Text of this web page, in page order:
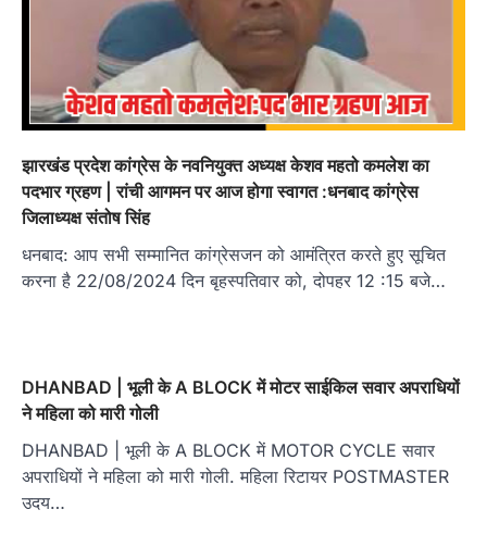
झारखंड प्रदेश कांग्रेस के नवनियुक्त अध्यक्ष केशव महतो कमलेश का
पदभार ग्रहण | रांची आगमन पर आज होगा स्वागत :धनबाद कांग्रेस
जिलाध्‍यक्ष संतोष सिंह
धनबाद: आप सभी सम्मानित कांग्रेसजन को आमंत्रित करते हुए सूचित
करना है 22/08/2024 दिन बृहस्पतिवार को, दोपहर 12 :15 बजे…
DHANBAD | भूली के A BLOCK में मोटर साईकिल सवार अपराधियों
ने महिला को मारी गोली
DHANBAD | भूली के A BLOCK में MOTOR CYCLE सवार
अपराधियों ने महिला को मारी गोली. महिला रिटायर POSTMASTER
उदय…